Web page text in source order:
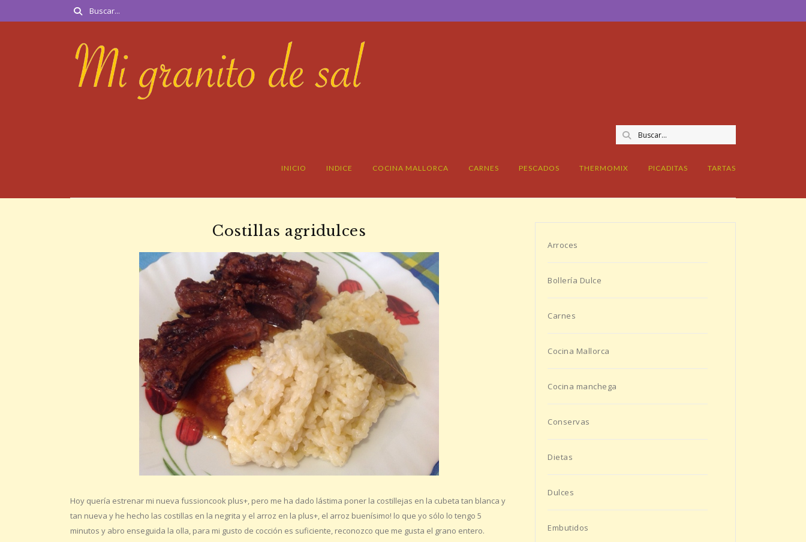
INICIO INDICE COCINA MALLORCA CARNES PESCADOS THERMOMIX PICADITAS TARTAS
Costillas agridulces
Hoy quería estrenar mi nueva fussioncook plus+, pero me ha dado lástima poner la costillejas en la cubeta tan blanca y
tan nueva y he hecho las costillas en la negrita y el arroz en la plus+, el arroz buenísimo! lo que yo sólo lo tengo 5
minutos y abro enseguida la olla, para mi gusto de cocción es suficiente, reconozco que me gusta el grano entero.
Arroces
Bollería Dulce
Carnes
Cocina Mallorca
Cocina manchega
Conservas
Dietas
Dulces
Embutidos